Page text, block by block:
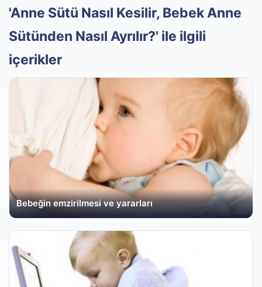
'Anne Sütü Nasıl Kesilir, Bebek Anne
Sütünden Nasıl Ayrılır?' ile ilgili
içerikler
Bebeğin emzirilmesi ve yararları